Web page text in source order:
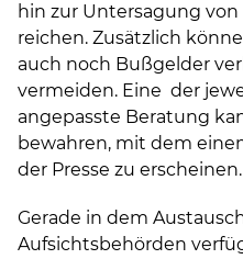
hin zur Untersagung
reichen. Zusätzlich
auch noch Bußgelder
vermeiden. Eine der
angepasste Beratung
bewahren, mit dem
der Presse zu erscheinen.
Gerade in dem
Aufsichtsbehörden